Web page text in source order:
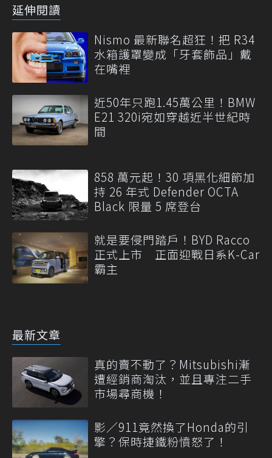
延伸閱讀
Nismo 最新聯名超狂！把 R34
水箱護罩變成「牙套飾品」戴
在嘴裡
近50年只跑1.45萬公里！BMW
E21 320i宛如穿越近半世紀時
間
858 萬元起！30 項黑化細節加
持 26 年式 Defender OCTA
Black 限量 5 席登台
就是要侵門踏戶！BYD Racco
正式上市 正面迎戰日系K-Car
霸主
最新文章
真的賣不動了？Mitsubishi漸
遭經銷商淘汰，並且專注二手
市場尋商機！
影／911竟然換了Honda的引
擎？保時捷鐵粉憤怒了！